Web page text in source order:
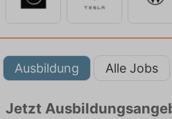
Ausbildung Alle Jobs
Jetzt